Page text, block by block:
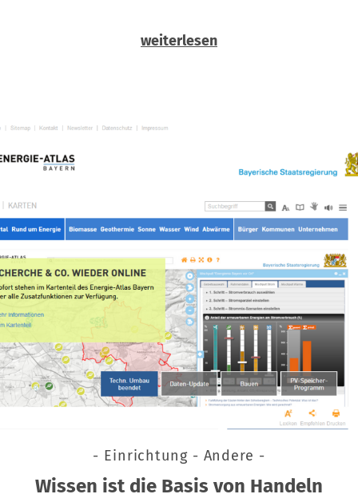
weiterlesen
- Einrichtung - Andere -
Wissen ist die Basis von Handeln